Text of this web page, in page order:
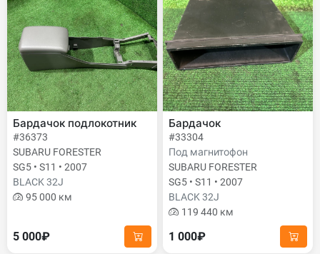
Бардачок подлокотник
#36373
SUBARU FORESTER
SG5 • S11 • 2007
BLACK 32J
95 000 км
5 000₽
Бардачок
#33304
Под магнитофон
SUBARU FORESTER
SG5 • S11 • 2007
BLACK 32J
119 440 км
1 000₽